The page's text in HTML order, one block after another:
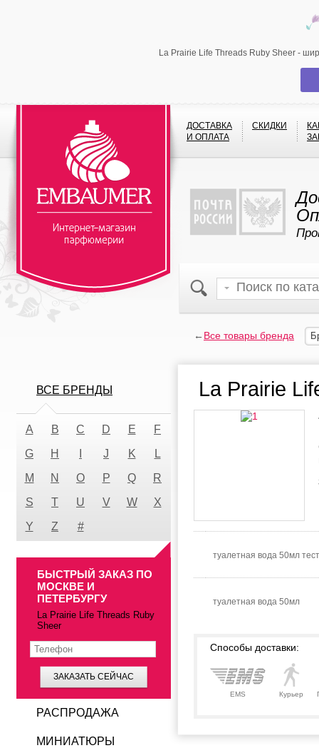
La Prairie Life Threads Ruby Sheer -
ДОСТАВКА
И ОПЛАТА
СКИДКИ
←Все товары бренда
La Prairie
туалетная вода 50мл
туалетная вода 50мл
Способы доставки:
EMS Курьер
ВСЕ БРЕНДЫ
A B C D E
F
G
H J K
L
M
N O P Q
R
S
T U V W
X
Y
Z #
БЫСТРЫЙ ЗАКАЗ ПО
МОСКВЕ И
ПЕТЕРБУРГУ
La Prairie Life Threads Ruby
Sheer
ЗАКАЗАТЬ СЕЙЧАС
РАСПРОДАЖА
МИНИАТЮРЫ